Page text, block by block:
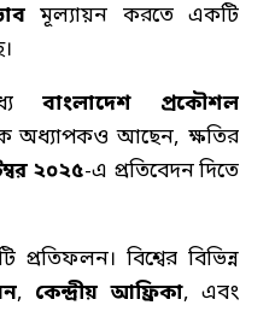
মূল্যায়ন করতে একটি
বাংলাদেশ প্রকৌশল
আছেন, ক্ষতির
২০২৫-এ প্রতিবেদন দিতে
বিশ্বের বিভিন্ন
, কেন্দ্রীয় আফ্রিকা, এবং